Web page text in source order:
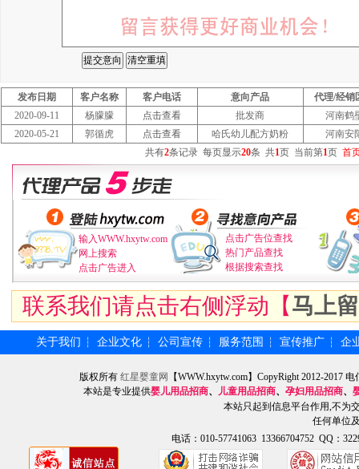
发布日期 客户名称 客户电话 意向产品
代理/经销
2020-09-11
杨朦朦 点击查看 批发商
河南鹤
2020-05-21
郭循虎 点击查看 哈氏幼儿配方奶粉
河南安
共有2条记录 每页显示20条 共1页 当前第1页 首
输入WWW.hxytw.com
网上搜索
点击广告进入
点击广告位查找
热门产品查找
根据搜索查找
联系我们请点击右侧浮动【马上
关于我们 ┆ 企业文化 ┆ 公司宣传 ┆ 服务范围 ┆ 宣传推广 ┆ 企
版权所有 红星婴童网
【WWW.hxytw.com】CopyRight 2012-2017
本站是专业提供婴儿用品招商、 儿童用品招商、 孕妇用品招商、
本站只起到信息平台作用,不为
任何单位
电话：010-57741063 13366704752 QQ：